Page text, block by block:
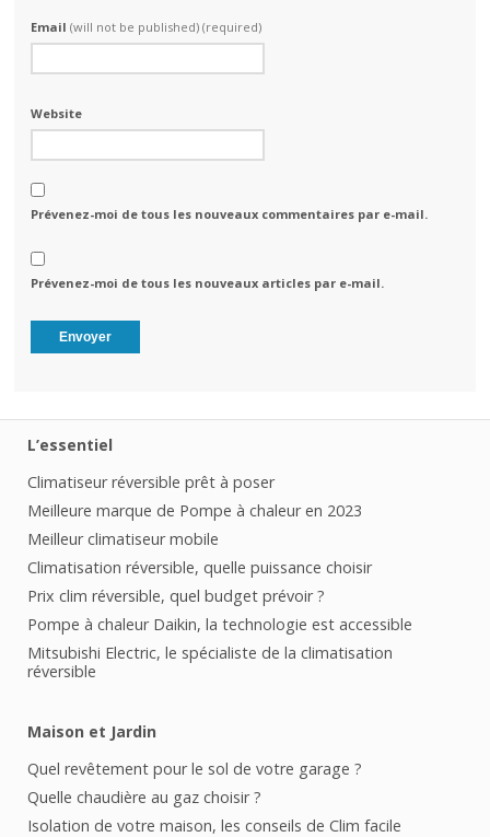
Email(will not be published) (required)
Website
Prévenez-moi de tous les nouveaux commentaires par e-mail.
Prévenez-moi de tous les nouveaux articles par e-mail.
L’essentiel
Climatiseur réversible prêt à poser
Meilleure marque de Pompe à chaleur en 2023
Meilleur climatiseur mobile
Climatisation réversible, quelle puissance choisir
Prix clim réversible, quel budget prévoir ?
Pompe à chaleur Daikin, la technologie est accessible
Mitsubishi Electric, le spécialiste de la climatisation
réversible
Maison et Jardin
Quel revêtement pour le sol de votre garage ?
Quelle chaudière au gaz choisir ?
Isolation de votre maison, les conseils de Clim facile